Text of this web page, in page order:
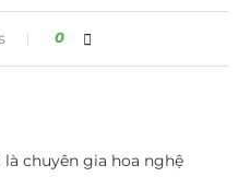
0
là chuyên gia hoa nghệ